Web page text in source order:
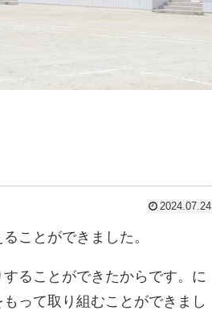
2024.07.24
ことができました。
ることができたからです。に
って取り組むことができまし